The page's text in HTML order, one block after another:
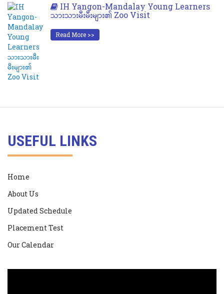
IH Yangon-Mandalay Young Learners
သားသားမီးမီးများ၏ Zoo Visit
Read More >>
USEFUL LINKS
Home
About Us
Updated Schedule
Placement Test
Our Calendar